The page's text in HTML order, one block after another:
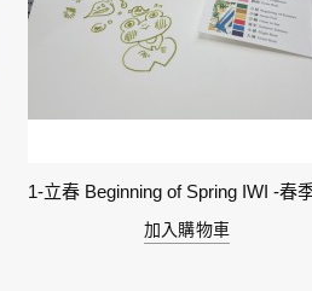
加入購物車